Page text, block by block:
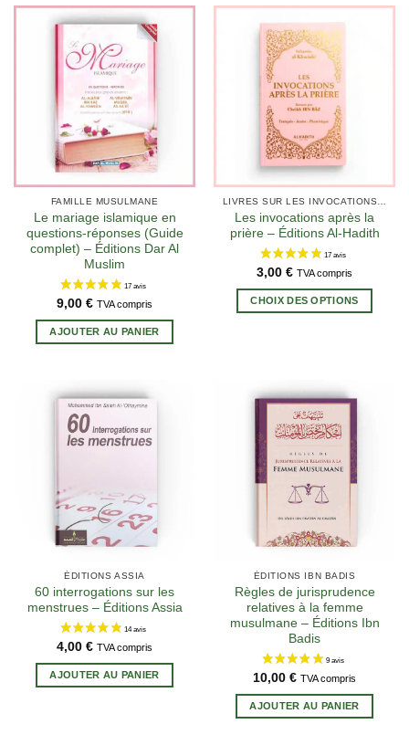
FAMILLE MUSULMANE
Le mariage islamique en
questions-réponses (Guide
complet) – Éditions Dar Al
Muslim
9,00 € TVA compris
AJOUTER AU PANIER
LIVRES SUR LES INVOCATIONS ISLAMIQUES
Les invocations après la
prière – Éditions Al-Hadith
3,00 € TVA compris
CHOIX DES OPTIONS
Ce
ÉDITIONS ASSIA
60 interrogations sur les
menstrues – Éditions Assia
4,00 € TVA compris
AJOUTER AU PANIER
ÉDITIONS IBN BADIS
Règles de jurisprudence
relatives à la femme
musulmane – Éditions Ibn
Badis
10,00 € TVA compris
AJOUTER AU PANIER